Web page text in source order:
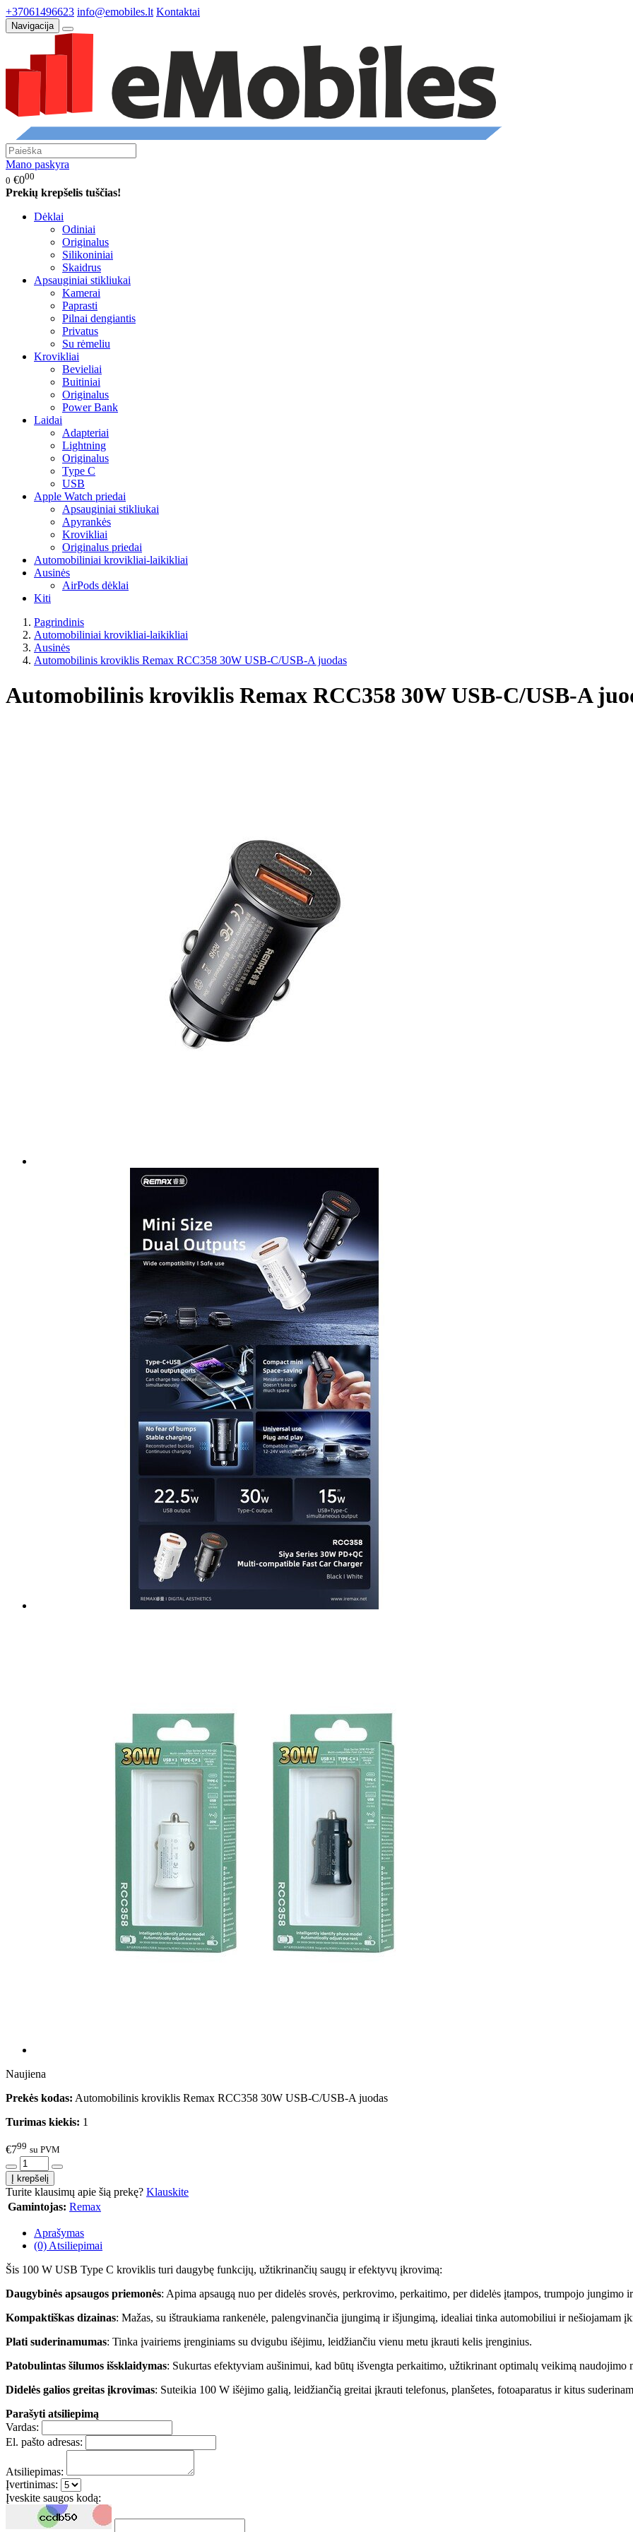
+37061496623 info@emobiles.lt Kontaktai
Navigacija
Mano paskyra
0 €000
Prekių krepšelis tuščias!
Dėklai
Odiniai
Originalus
Silikoniniai
Skaidrus
Apsauginiai stikliukai
Kamerai
Paprasti
Pilnai dengiantis
Privatus
Su rėmeliu
Krovikliai
Bevieliai
Buitiniai
Originalus
Power Bank
Laidai
Adapteriai
Lightning
Originalus
Type C
USB
Apple Watch priedai
Apsauginiai stikliukai
Apyrankės
Krovikliai
Originalus priedai
Automobiliniai krovikliai-laikikliai
Ausinės
AirPods dėklai
Kiti
Pagrindinis
Automobiliniai krovikliai-laikikliai
Ausinės
Automobilinis kroviklis Remax RCC358 30W USB-C/USB-A juodas
Automobilinis kroviklis Remax RCC358 30W USB-C/USB-A
Naujiena
Prekės kodas: Automobilinis kroviklis Remax RCC358 30W USB-C/USB-A juodas
Turimas kiekis: 1
€799 su PVM
Turite klausimų apie šią prekę? Klauskite
Gamintojas: Remax
Aprašymas
(0) Atsiliepimai
Šis 100 W USB Type C kroviklis turi daugybę funkcijų, užtikrinančių saugų ir efektyvų įkrovimą:
Daugybinės apsaugos priemonės: Apima apsaugą nuo per didelės srovės, perkrovimo, perkaitimo, per didelės įtampos, trumpojo
Kompaktiškas dizainas: Mažas, su ištraukiama rankenėle, palengvinančia įjungimą ir išjungimą, idealiai tinka automobiliui ir nešiojamam
Plati suderinamumas: Tinka įvairiems įrenginiams su dvigubu išėjimu, leidžiančiu vienu metu įkrauti kelis įrenginius.
Patobulintas šilumos išsklaidymas: Sukurtas efektyviam aušinimui, kad būtų išvengta perkaitimo, užtikrinant optimalų veikimą naudojimo
Didelės galios greitas įkrovimas: Suteikia 100 W išėjimo galią, leidžiančią greitai įkrauti telefonus, planšetes, fotoaparatus ir kitus
Parašyti atsiliepimą
Vardas:
El. pašto adresas:
Atsiliepimas:
Įvertinimas:
Įveskite saugos kodą: